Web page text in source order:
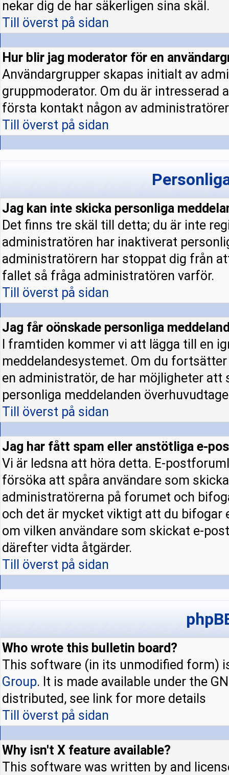
nekar dig de har säkerligen sina skäl.
Till överst på sidan
Hur blir jag moderator för en
Användargrupper skapas initialt av
gruppmoderator. Om du är intresserad
första kontakt någon av
Till överst på sidan
Jag kan inte skicka personliga
Det finns tre skäl till detta; du är inte
administratören har inaktiverat
administratörern har stoppat dig från
fallet så fråga administratören varför.
Till överst på sidan
Jag får oönskade personliga
I framtiden kommer vi att lägga till en
meddelandesystemet. Om du
en administratör, de har möjligheter
personliga meddelanden
Till överst på sidan
Jag har fått spam eller anstötliga e-
Vi är ledsna att höra detta. E-
försöka att spåra användare som
administratörerna på forumet och
och det är mycket viktigt att du bifogar
om vilken användare som skickat e-
därefter vidta åtgärder.
Till överst på sidan
Who wrote this bulletin board?
This software (in its unmodified form)
Group. It is made available under the
distributed, see link for more details
Till överst på sidan
Why isn't X feature available?
This software was written by and